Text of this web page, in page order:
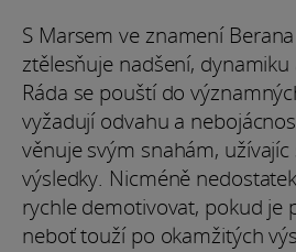
S Marsem ve znamení
ztělesňuje nadšení,
Ráda se pouští do
vyžadují odvahu a
věnuje svým snahám, užívajíc
výsledky. Nicméně
rychle demotivovat, pokud je
neboť touží po okamžitých